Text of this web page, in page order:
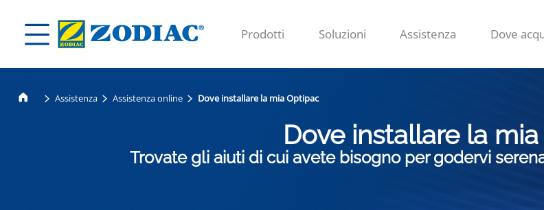
Prodotti Soluzioni Assistenza Dove
Assistenza Assistenza online Dove installare la mia Optipac
Dove installare la
Trovate gli aiuti di cui avete bisogno per godervi